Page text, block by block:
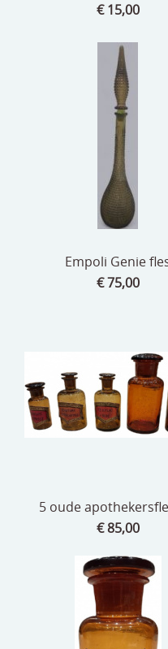
€ 15,00
Empoli Genie
€ 75,00
5 oude
€ 85,00